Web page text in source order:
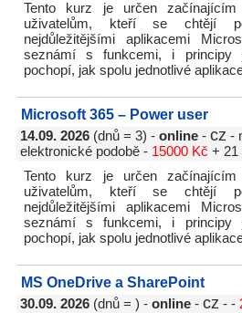
Tento kurz je určen
uživatelům, kteří se chtějí
nejdůležitějšími aplikacemi
seznámí s funkcemi, i principy
pochopí, jak spolu jednotlivé
Microsoft 365 – Power user
14.09. 2026 (dnů = 3) - online - cz -
elektronické podobě - 15000 Kč + 21
Tento kurz je určen
uživatelům, kteří se chtějí
nejdůležitějšími aplikacemi
seznámí s funkcemi, i principy
pochopí, jak spolu jednotlivé
MS OneDrive a SharePoint
30.09. 2026 (dnů = ) - online - cz - -